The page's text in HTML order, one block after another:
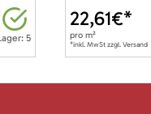
5
22,61€*
prom²
*inkl. MwSt zzgl. Versand